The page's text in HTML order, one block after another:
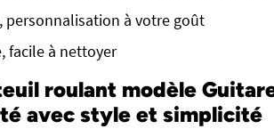
personnalisation à votre goût
facile à nettoyer
roulant modèle
avec style et simplicité